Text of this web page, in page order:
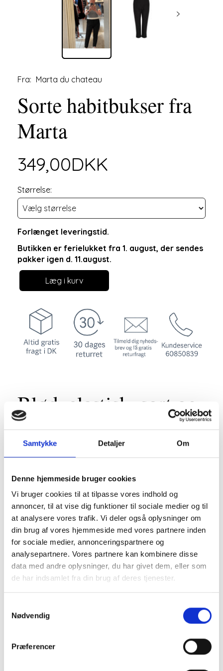
Samtykke Detaljer Om
Denne hjemmeside bruger cookies
Vi bruger cookies til at tilpasse vores indhold og
annoncer, til at vise dig funktioner til sociale medier og til
at analysere vores trafik. Vi deler også oplysninger om
din brug af vores hjemmeside med vores partnere inden
for sociale medier, annonceringspartnere og
analysepartnere. Vores partnere kan kombinere disse
data med andre oplysninger, du har givet dem, eller som
de har indsamlet fra din brug af deres tjenester.
Nødvendig
Præferencer
Fra: Marta du chateau
Sorte habitbukser fra
Marta
349,00DKK
Størrelse:
Forlænget leveringstid.
Butikken er ferielukket fra 1. august, der sendes
pakker igen d. 11.august.
Læg i kurv
Blød, elastisk, sort og
meget behagelige
habitbukser i elastisk
stof fra Marta du
chateau.Fås i flere
forskellige farver
Mere information
BESKRIVELSE